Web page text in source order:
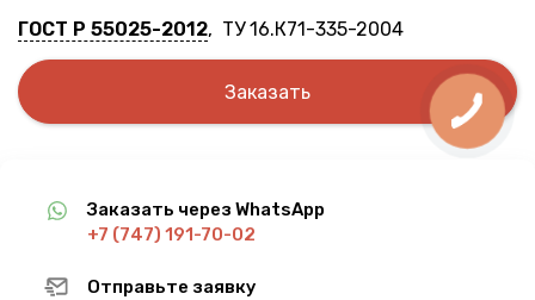
ГОСТ Р 55025-2012, ТУ 16.К71-335-2004
Заказать
Заказать через WhatsApp
+7 (747) 191-70-02
Отправьте заявку